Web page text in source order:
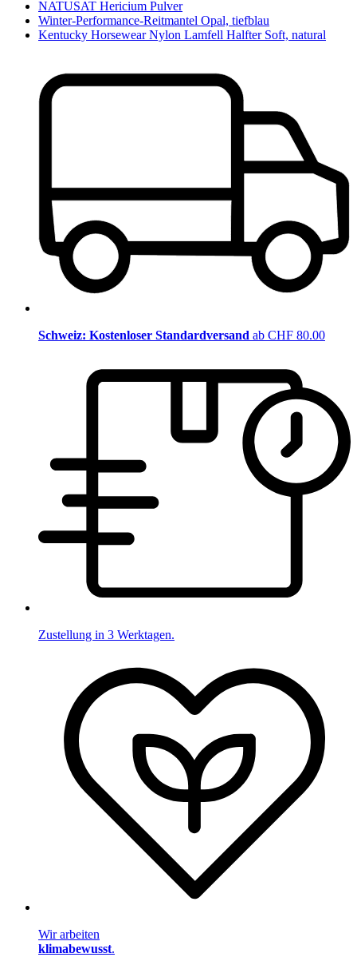
NATUSAT Hericium Pulver
Winter-Performance-Reitmantel Opal, tiefblau
Kentucky Horsewear Nylon Lamfell Halfter Soft, natural
Schweiz: Kostenloser Standardversand ab CHF 80.00
Zustellung in 3 Werktagen.
Wir arbeiten
klimabewusst.